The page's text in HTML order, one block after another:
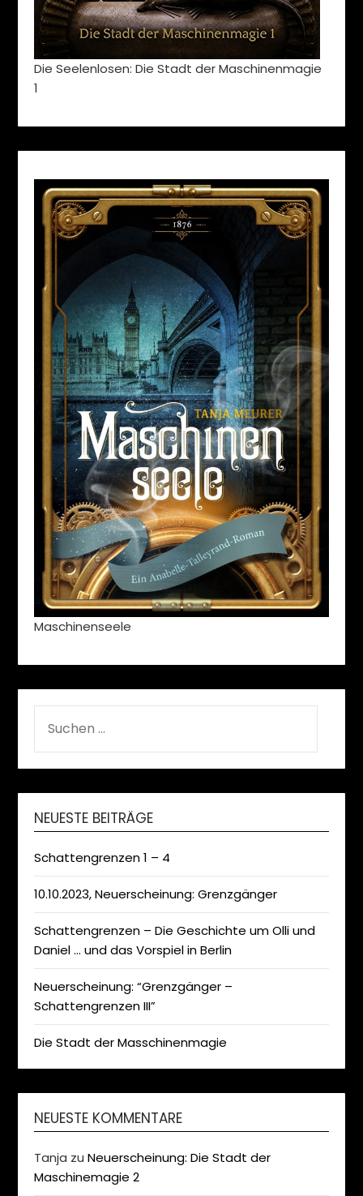
Die Seelenlosen: Die Stadt der Maschinenmagie
1
Maschinenseele
NACH:
NEUESTE BEITRÄGE
Schattengrenzen 1 – 4
10.10.2023, Neuerscheinung: Grenzgänger
Schattengrenzen – Die Geschichte um Olli und
Daniel … und das Vorspiel in Berlin
Neuerscheinung: “Grenzgänger –
Schattengrenzen III”
Die Stadt der Masschinenmagie
NEUESTE KOMMENTARE
Tanja zuNeuerscheinung: Die Stadt der
Maschinemagie 2